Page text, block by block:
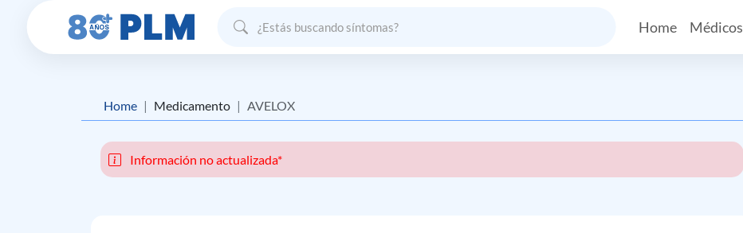
Home Médicos
Home Medicamento AVELOX
Información no actualizada*